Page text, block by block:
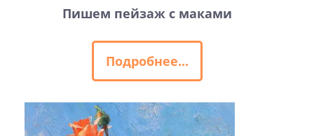
Пишем пейзаж с маками
Подробнее...